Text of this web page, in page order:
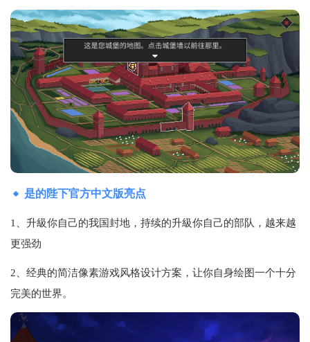
是的陛下官方中文版亮点
1、升級你自己的我国封地，持续的升級你自己的部队，越来越
更强劲
2、经典的简洁像素游戏风格设计方案，让你自身绘图一个十分
完美的世界。